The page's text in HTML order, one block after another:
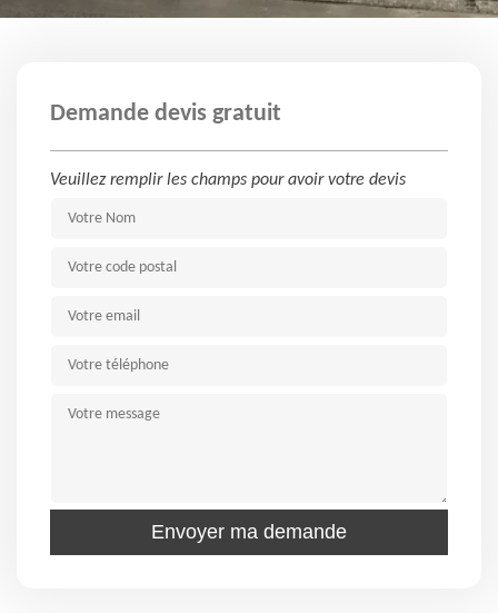
Demande devis gratuit
Veuillez remplir les champs pour avoir votre devis